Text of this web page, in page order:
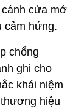
cửa mở
cảm hứng.
chổng
ghi cho
khái niệm
hiệu